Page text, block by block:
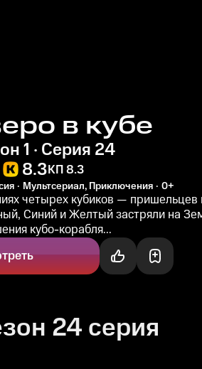
в кубе
1 · Серия 24
8.3КП 8.3
Мультсериал, Приключения 0+
четырех кубиков — пришельцев
Синий и Желтый застряли на
кубо-корабля...
24 серия